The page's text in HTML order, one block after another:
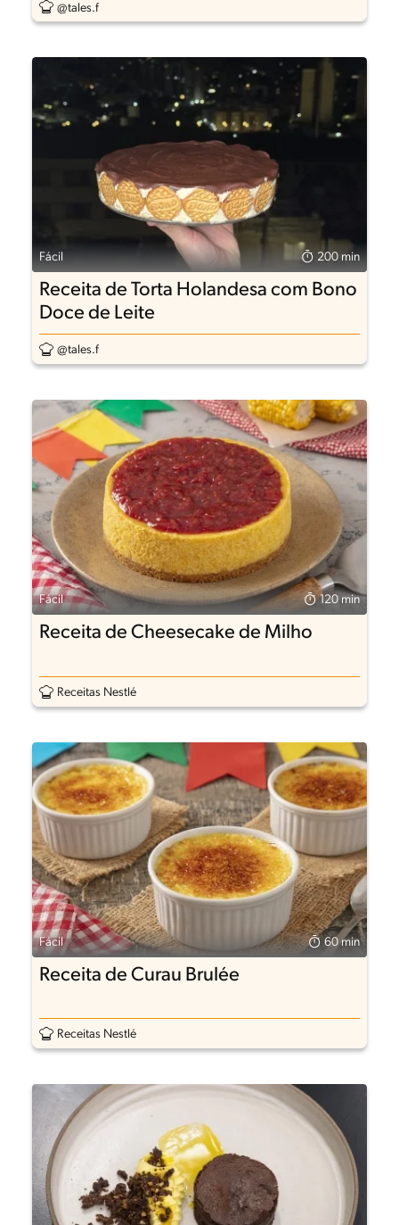
@tales.f
Fácil 200 min
Receita de Torta Holandesa com Bono
Doce de Leite
@tales.f
Fácil 120 min
Receita de Cheesecake de Milho
Receitas Nestlé
Fácil 60 min
Receita de Curau Brulée
Receitas Nestlé